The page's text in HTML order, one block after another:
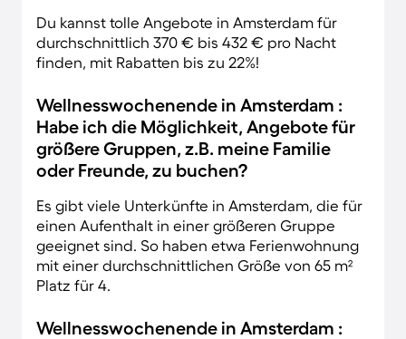
Du kannst tolle Angebote in Amsterdam für
durchschnittlich 370 € bis 432 € pro Nacht
finden, mit Rabatten bis zu 22%!
Wellnesswochenende in Amsterdam :
Habe ich die Möglichkeit, Angebote für
größere Gruppen, z.B. meine Familie
oder Freunde, zu buchen?
Es gibt viele Unterkünfte in Amsterdam, die für
einen Aufenthalt in einer größeren Gruppe
geeignet sind. So haben etwa Ferienwohnung
mit einer durchschnittlichen Größe von 65 m²
Platz für 4.
Wellnesswochenende in Amsterdam :